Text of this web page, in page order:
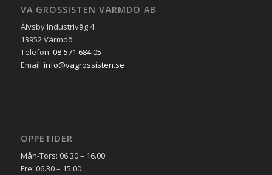
VA GROSSISTEN VÄRMDÖ AB
Älvsby Industriväg 4
13952 Värmdö
Telefon: 08-571 684 05
Email: info@vagrossisten.se
ÖPPETIDER
Mån-Tors: 06.30 – 16.00
Fre: 06.30 – 15.00